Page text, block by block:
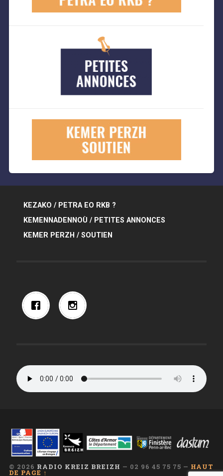
KEZAKO / PETRA EO RKB ?
KEMENNADENNOÙ / PETITES ANNONCES
KEMER PERZH / SOUTIEN
© 2026 RADIO KREIZ BREIZH — 02 96 45 75 75 — HAUT
DE PAGE ↑